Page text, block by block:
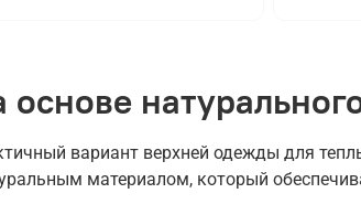
вариант верхней одежды для
материалом, который